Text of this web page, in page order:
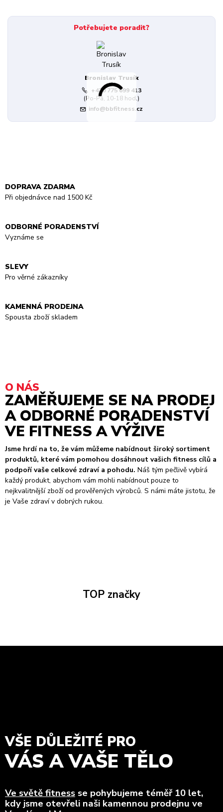
Potřebujete poradit?
Bronislav Trusík
+420 775 699 413
(Po-Pá, 10-18 hod.)
info@bbfitness.cz
DOPRAVA ZDARMA
Při objednávce nad 1500 Kč
ODBORNÉ PORADENSTVÍ
Vyznáme se
SLEVY
Pro věrné zákazníky
KAMENNÁ PRODEJNA
Spousta zboží skladem
O NÁS
ZAMĚŘUJEME SE NA PRODEJ
A ODBORNÉ PORADENSTVÍ
VE FITNESS A VÝŽIVE
Jsme hrdí na to, že vám můžeme nabídnout široký sortiment
produktů, které vám pomohou dosáhnout vašich fitness cílů a
podpoří vaše celkové zdraví a pohodu. Náš tým pečlivě vybírá
každý produkt, abychom vám mohli nabídnout pouze to
nejkvalitnější zboží od prověřených výrobců. S námi máte jistotu, že
je Vaše zdraví v dobrých rukou.
TOP značky
VŠE DŮLEŽITÉ PRO
VÁS A VAŠE TĚLO
Ve světě fitness se pohybujeme téměř 10 let,
kdy jsme otevřeli naši kamennou prodejnu ve